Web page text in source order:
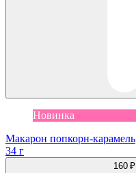
Новинка
Макарон попкорн-карамель
34 г
160 ₽